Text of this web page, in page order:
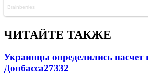
ЧИТАЙТЕ ТАКЖЕ
Украинцы определились насчет
Донбасса27332